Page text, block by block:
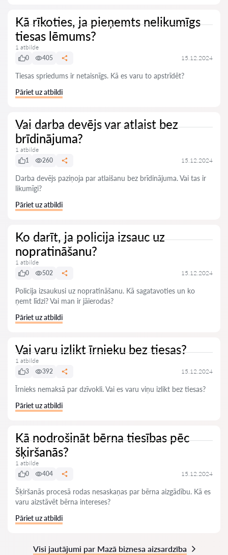
Kā rīkoties, ja pieņemts nelikumīgs
tiesas lēmums?
1 atbilde
0
405 15.12.2024
Tiesas spriedums ir netaisnīgs. Kā es varu to apstrīdēt?
Pāriet uz atbildi
Vai darba devējs var atlaist bez
brīdinājuma?
1 atbilde
1
260 15.12.2024
Darba devējs paziņoja par atlaišanu bez brīdinājuma. Vai tas ir
likumīgi?
Pāriet uz atbildi
Ko darīt, ja policija izsauc uz
nopratināšanu?
1 atbilde
0
502 15.12.2024
Policija izsaukusi uz nopratināšanu. Kā sagatavoties un ko
ņemt līdzi? Vai man ir jāierodas?
Pāriet uz atbildi
Vai varu izlikt īrnieku bez tiesas?
1 atbilde
3
392 15.12.2024
Īrnieks nemaksā par dzīvokli. Vai es varu viņu izlikt bez tiesas?
Pāriet uz atbildi
Kā nodrošināt bērna tiesības pēc
šķiršanās?
1 atbilde
0
404 15.12.2024
Šķiršanās procesā rodas nesaskaņas par bērna aizgādību. Kā es
varu aizstāvēt bērna intereses?
Pāriet uz atbildi
Visi jautājumi par Mazā biznesa aizsardzība